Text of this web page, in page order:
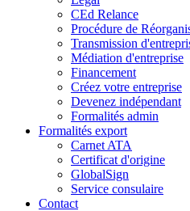
CEd Relance
Procédure de
Transmission
Médiation d'entreprise
Financement
Créez votre entreprise
Devenez indépendant
Formalités admin
Formalités export
Carnet ATA
Certificat d'origine
GlobalSign
Service consulaire
Contact